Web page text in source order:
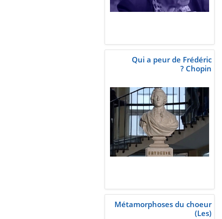
Qui a peur de Frédéric
Chopin ?
Métamorphoses du choeur
(Les)